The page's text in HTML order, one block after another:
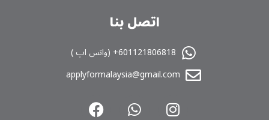
اتصل بنا
601121806818+ (واتس اپ )
applyformalaysia@gmail.com